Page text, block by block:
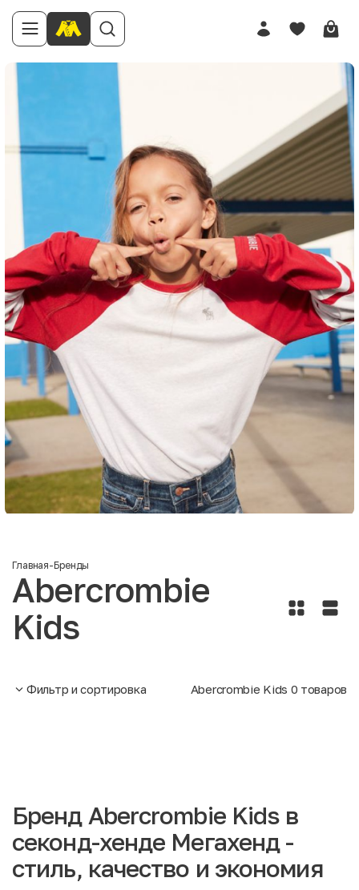
Главная-Бренды
Abercrombie
Kids
Фильтр и сортировка Abercrombie Kids 0 товаров
Бренд Abercrombie Kids в
секонд-хенде Мегахенд -
стиль, качество и экономия